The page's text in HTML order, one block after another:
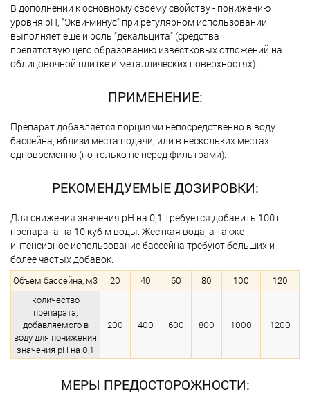
В дополнении к основному своему свойству - понижению
уровня рН, "Экви-минус" при регулярном использовании
выполняет еще и роль "декальцита" (средства
препятствующего образованию известковых отложений на
облицовочной плитке и металлических поверхностях).
ПРИМЕНЕНИЕ:
Препарат добавляется порциями непосредственно в воду
бассейна, вблизи места подачи, или в нескольких местах
одновременно (но только не перед фильтрами).
РЕКОМЕНДУЕМЫЕ ДОЗИРОВКИ:
Для снижения значения рН на 0,1 требуется добавить 100 г
препарата на 10 куб м воды. Жёсткая вода, а также
интенсивное использование бассейна требуют больших и
более частых добавок.
Объем бассейна, м3 20 40 60 80 100
120
количество
препарата,
добавляемого в
воду для понижения
значения рН на 0,1
200 400 600 800 1000 1200
МЕРЫ ПРЕДОСТОРОЖНОСТИ: